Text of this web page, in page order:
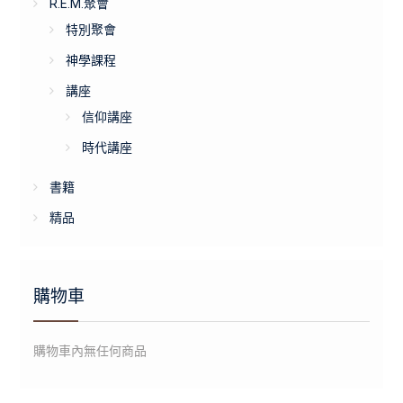
R.E.M.聚會
特別聚會
神學課程
講座
信仰講座
時代講座
書籍
精品
購物車
購物車內無任何商品